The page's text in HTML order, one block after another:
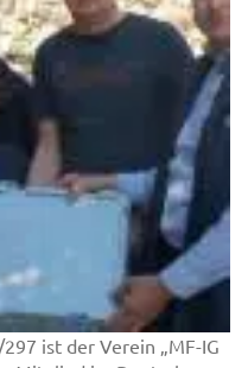
ist der Verein „MF-IG